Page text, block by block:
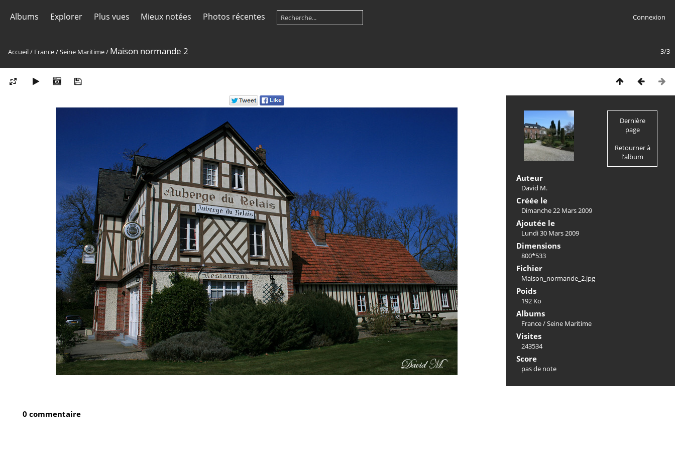
Albums Explorer Plus vues Mieux notées Photos récentes Connexion
3/3
Accueil/ France/Seine Maritime/ Maison normande 2
Dernière
page
Retourner à
l'album
Auteur
David M.
Créée le
Dimanche 22 Mars 2009
Ajoutée le
Lundi 30 Mars 2009
Dimensions
800*533
Fichier
Maison_normande_2.jpg
Poids
192 Ko
Albums
France/Seine Maritime
Visites
243534
Score
pas de note
0 commentaire